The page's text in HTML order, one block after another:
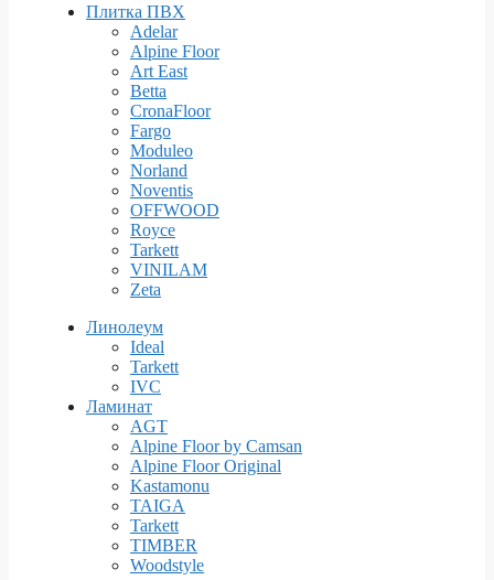
Плитка ПВХ
Adelar
Alpine Floor
Art East
Betta
CronaFloor
Fargo
Moduleo
Norland
Noventis
OFFWOOD
Royce
Tarkett
VINILAM
Zeta
Линолеум
Ideal
Tarkett
IVC
Ламинат
AGT
Alpine Floor by Camsan
Alpine Floor Original
Kastamonu
TAIGA
Tarkett
TIMBER
Woodstyle